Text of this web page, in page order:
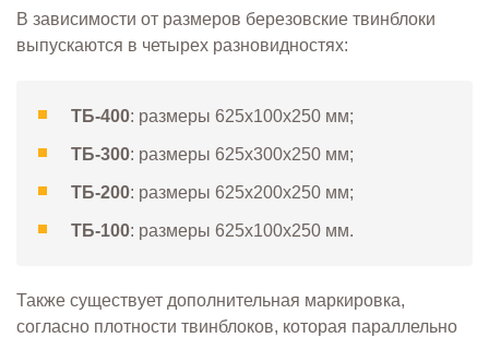
В зависимости от размеров березовские твинблоки
выпускаются в четырех разновидностях:
ТБ-400: размеры 625х100х250 мм;
ТБ-300: размеры 625х300x250 мм;
ТБ-200: размеры 625х200х250 мм;
ТБ-100: размеры 625х100х250 мм.
Также существует дополнительная маркировка,
согласно плотности твинблоков, которая параллельно